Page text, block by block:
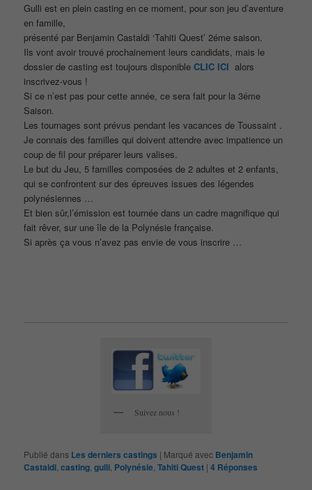
Gulli est en plein casting en ce moment, pour son jeu d’aventure
en famille,
présenté par Benjamin Castaldi ‘Tahiti Quest’ 2éme saison.
Ils vont avoir trouvé prochainement leurs candidats, mais le
dossier de casting est toujours disponibleCLIC ICIalors
inscrivez-vous !
Si ce n’est pas pour cette année, ce sera fait pour la 3éme
Saison.
Les tournages sont prévus pendant les vacances de Toussaint .
Je connais des familles qui doivent attendre avec impatience un
coup de fil pour préparer leurs valises.
Le but du Jeu, 5 familles composées de 2 adultes et 2 enfants,
qui se confrontent sur des épreuves issues des légendes
polynésiennes …
Et bien sûr,l’émission est tournée dans un cadre magnifique qui
fait rêver, sur une île de la Polynésie française.
Si après ça vous n’avez pas envie de vous inscrire …
Suivez nous !
Publié dans Les derniers castings | Marqué avec Benjamin
Castaldi ,casting ,gulli Polynésie ,Tahiti Quest |4 Réponses